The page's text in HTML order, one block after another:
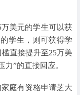
美元的学生可以获
学生，则可获得学
直接提升至25万美
”的直接回应。
庭有资格申请芝大